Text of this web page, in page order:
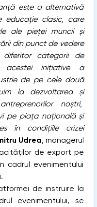
este o alternativă
educație clasic, care
ale pieței muncii și
din punct de vedere
diferitor categorii de
acestei inițiative a
de pe cele două
la dezvoltarea și
noștri,
pe piața națională și
în condițiile crizei
Udrea, managerul
de export pe
cadrul evenimentului
de instruire la
evenimentului, se